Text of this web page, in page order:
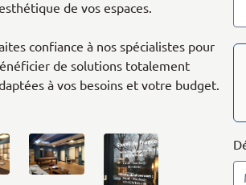
de vos espaces.
confiance à nos spécialistes pour
de solutions totalement
à vos besoins et votre budget.